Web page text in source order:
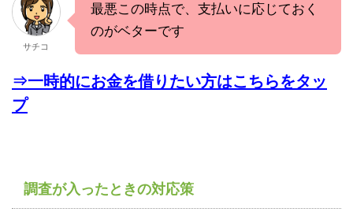
サチコ
最悪この時点で、支払いに応じておく
のがベターです
⇒一時的にお金を借りたい方はこちらをタッ
プ
調査が入ったときの対応策